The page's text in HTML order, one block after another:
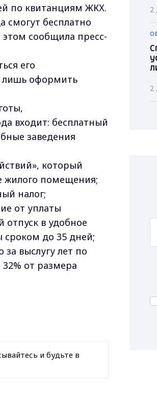
по квитанциям ЖКХ.
смогут бесплатно
сообщила пресс-
его
лишь оформить
входит: бесплатный
заведения
который
жилого помещения;
налог;
от уплаты
отпуск в удобное
сроком до 35 дней;
выслугу лет по
от размера
и будьте в
2
2